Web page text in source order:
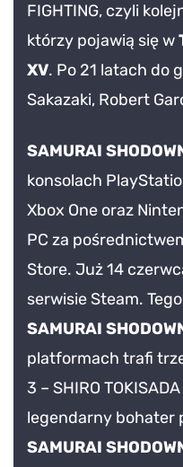
FIGHTING, czyli
którzy pojawią się w
XV. Po 21 latach do
Sakazaki, Robert
SAMURAI
konsolach
Xbox One oraz
PC za
Store. Już 14
serwisie Steam.
SAMURAI
platformach trafi
3 – SHIRO
legendarny bohater
SAMURAI